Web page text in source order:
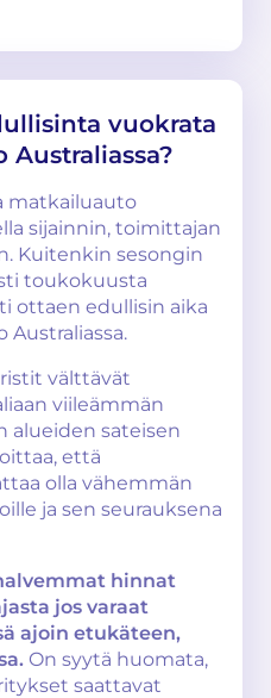
vuokrata
matkailuauto
sijainnin, toimittajan
Kuitenkin sesongin
toukokuusta
ottaen edullisin aika
välttävät
viileämmän
alueiden sateisen
että
olla vähemmän
ja sen seurauksena
hinnat
jos varaat
ajoin etukäteen,
On syytä huomata,
saattavat